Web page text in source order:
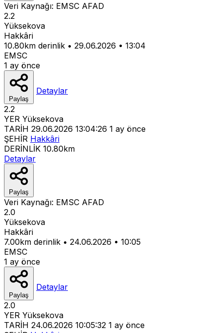
Veri Kaynağı: EMSC AFAD
2.2
Yüksekova
Hakkâri
10.80km derinlik • 29.06.2026 • 13:04
EMSC
1 ay önce
Paylaş
Detaylar
2.2
YER Yüksekova
TARİH 29.06.2026 13:04:26 1 ay önce
ŞEHİR Hakkâri
DERİNLİK 10.80km
Detaylar
Paylaş
Veri Kaynağı: EMSC AFAD
2.0
Yüksekova
Hakkâri
7.00km derinlik • 24.06.2026 • 10:05
EMSC
1 ay önce
Paylaş
Detaylar
2.0
YER Yüksekova
TARİH 24.06.2026 10:05:32 1 ay önce